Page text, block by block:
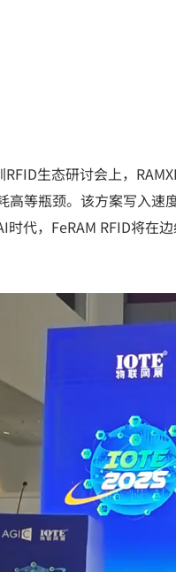
生态研讨会上，
高等瓶颈。该方案写入速
时代，FeRAM RFID将在